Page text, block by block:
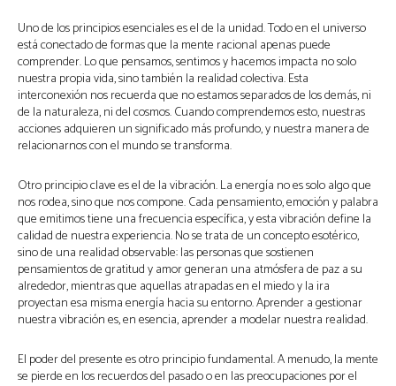
Uno de los principios esenciales es el de la unidad. Todo en el universo
está conectado de formas que la mente racional apenas puede
comprender. Lo que pensamos, sentimos y hacemos impacta no solo
nuestra propia vida, sino también la realidad colectiva. Esta
interconexión nos recuerda que no estamos separados de los demás, ni
de la naturaleza, ni del cosmos. Cuando comprendemos esto, nuestras
acciones adquieren un significado más profundo, y nuestra manera de
relacionarnos con el mundo se transforma.
Otro principio clave es el de la vibración. La energía no es solo algo que
nos rodea, sino que nos compone. Cada pensamiento, emoción y palabra
que emitimos tiene una frecuencia específica, y esta vibración define la
calidad de nuestra experiencia. No se trata de un concepto esotérico,
sino de una realidad observable: las personas que sostienen
pensamientos de gratitud y amor generan una atmósfera de paz a su
alrededor, mientras que aquellas atrapadas en el miedo y la ira
proyectan esa misma energía hacia su entorno. Aprender a gestionar
nuestra vibración es, en esencia, aprender a modelar nuestra realidad.
El poder del presente es otro principio fundamental. A menudo, la mente
se pierde en los recuerdos del pasado o en las preocupaciones por el